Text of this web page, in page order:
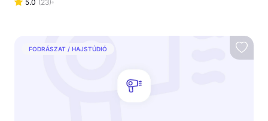
5.0 (23)
FODRÁSZAT / HAJSTÚDIÓ